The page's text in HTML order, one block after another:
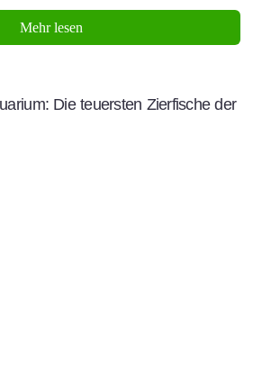
Mehr lesen
Die teuersten Zierfische der